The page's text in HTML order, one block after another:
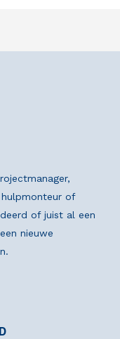
of
of juist al een
nieuwe